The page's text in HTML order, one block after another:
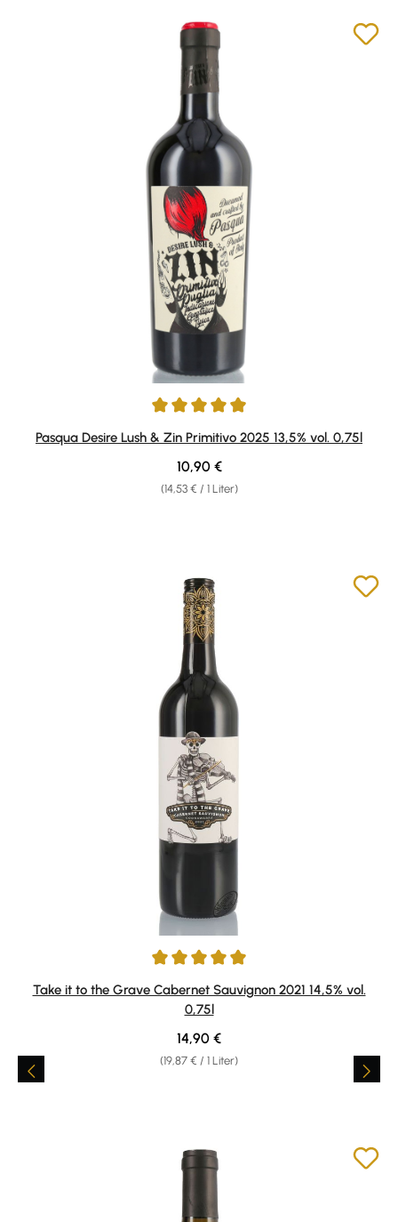
Durchschnittliche Bewertung von 4.91 von 5 Sternen
Pasqua Desire Lush & Zin Primitivo 2025 13,5% vol. 0,75l
(14,53 € / 1 Liter)
Regulärer Preis:
10,90 €
Durchschnittliche Bewertung von 5 von 5 Sternen
Take it to the Grave Cabernet Sauvignon 2021 14,5% vol.
0,75l
(19,87 € / 1 Liter)
Regulärer Preis:
14,90 €